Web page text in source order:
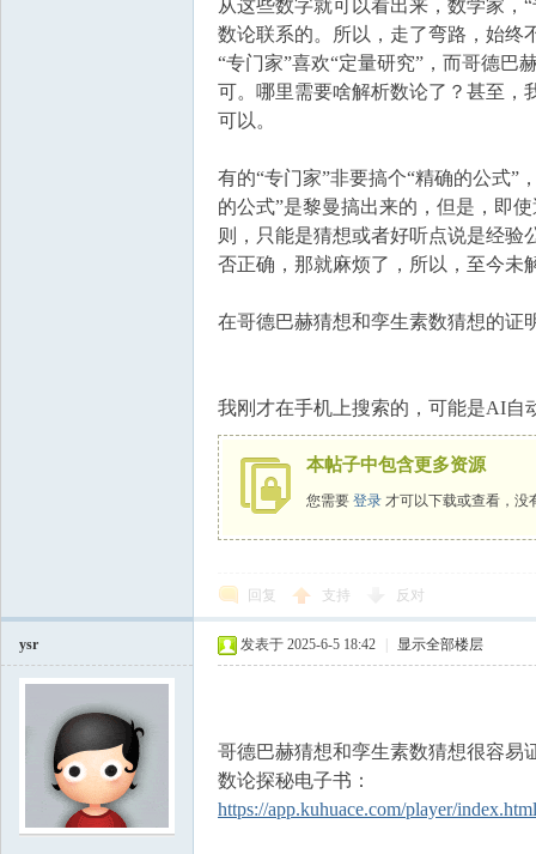
从这些数字就可以看出来，数学家，
数论联系的。所以，走了弯路，始终
“专门家”喜欢“定量研究”，而哥德巴
可。哪里需要啥解析数论了？甚至，
可以。
有的“专门家”非要搞个“精确的公式”
的公式”是黎曼搞出来的，但是，即
则，只能是猜想或者好听点说是经
否正确，那就麻烦了，所以，至今未
在哥德巴赫猜想和孪生素数猜想的证
我刚才在手机上搜索的，可能是AI自
本帖子中包含更多资源
您需要 登录 才可以下载或查看，没
回复 支持 反对
ysr 发表于 2025-6-5 18:42 显示全部楼层
哥德巴赫猜想和孪生素数猜想很容易
数论探秘电子书：
https://app.kuhuace.com/player/